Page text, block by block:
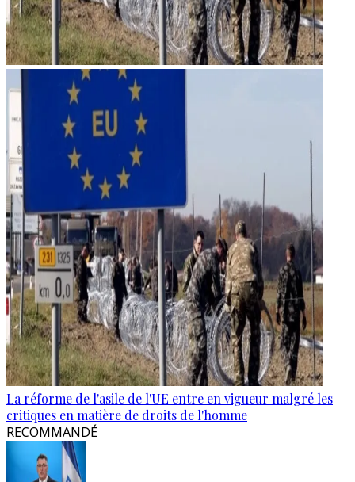
La réforme de l'asile de l'UE entre en vigueur malgré les
critiques en matière de droits de l'homme
RECOMMANDÉ